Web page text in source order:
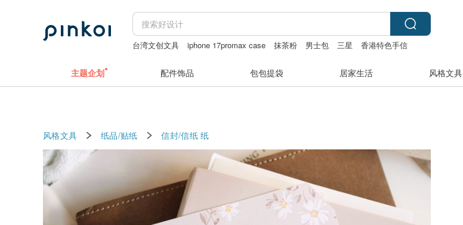
台湾文创文具 iphone 17promax case 抹茶粉 男士包 三星
香港特色手信
主题企划 配件饰品 包包提袋 居家生活 风格文具
风格文具 纸品/贴纸 信封/信纸 纸